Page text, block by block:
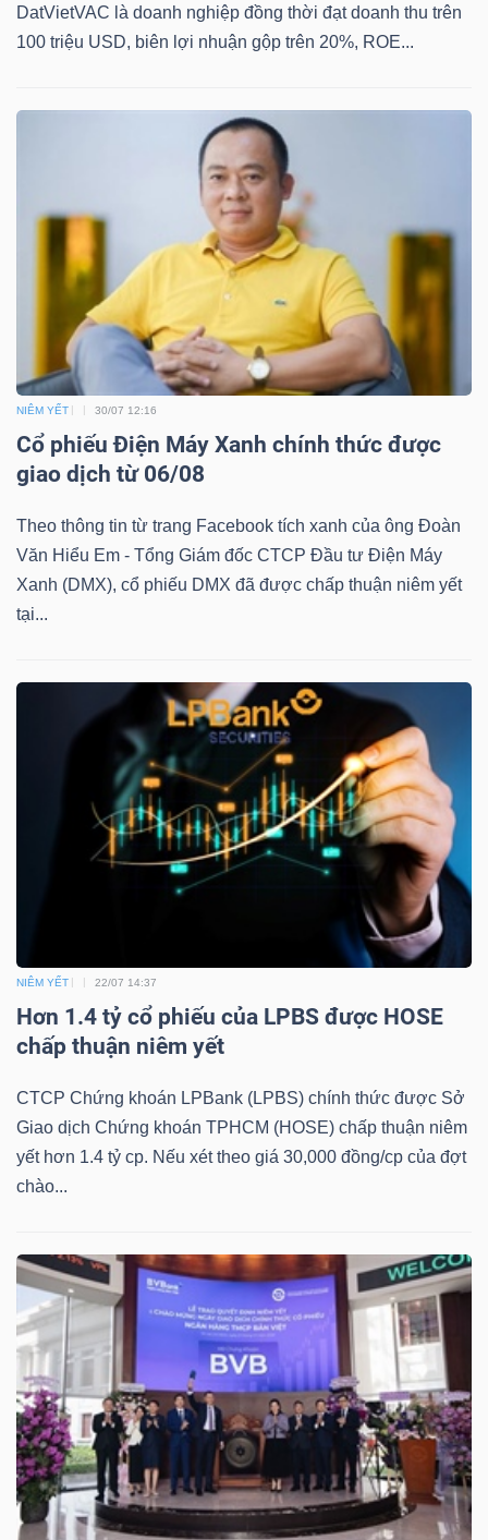
DatVietVAC là doanh nghiệp đồng thời đạt doanh thu trên
100 triệu USD, biên lợi nhuận gộp trên 20%, ROE...
NIÊM YẾT 30/07 12:16
Cổ phiếu Điện Máy Xanh chính thức được
giao dịch từ 06/08
Theo thông tin từ trang Facebook tích xanh của ông Đoàn
Văn Hiểu Em - Tổng Giám đốc CTCP Đầu tư Điện Máy
Xanh (DMX), cổ phiếu DMX đã được chấp thuận niêm yết
tại...
NIÊM YẾT 22/07 14:37
Hơn 1.4 tỷ cổ phiếu của LPBS được HOSE
chấp thuận niêm yết
CTCP Chứng khoán LPBank (LPBS) chính thức được Sở
Giao dịch Chứng khoán TPHCM (HOSE) chấp thuận niêm
yết hơn 1.4 tỷ cp. Nếu xét theo giá 30,000 đồng/cp của đợt
chào...
YẾU
CHĂM
SÓC
KHỎE
TÀI
CHÍNH
THÔNG
DỊCH
VỤ
TRUYỀN
BẤT
ĐỘNG
SẢN
Mã
chứng